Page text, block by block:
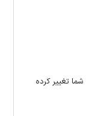
تغییر کرده